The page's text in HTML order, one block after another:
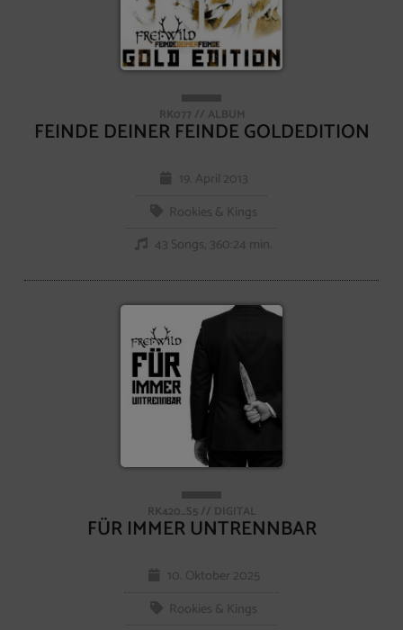
RK077 // ALBUM
FEINDE DEINER FEINDE GOLDEDITION
19. April 2013
Rookies & Kings
43 Songs, 360:24 min.
RK420_S5 // DIGITAL
FÜR IMMER UNTRENNBAR
10. Oktober 2025
Rookies & Kings